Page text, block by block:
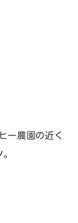
ー農園の近く